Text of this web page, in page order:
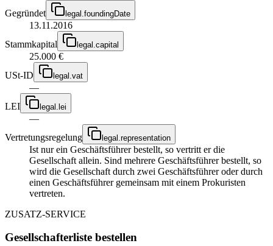
Gegründet
legal.foundingDate
13.11.2016
Stammkapital
legal.capital
25.000 €
USt-ID
legal.vat
—
LEI
legal.lei
—
Vertretungsregelung
legal.representation
Ist nur ein Geschäftsführer bestellt, so vertritt er die
Gesellschaft allein. Sind mehrere Geschäftsführer bestellt, so
wird die Gesellschaft durch zwei Geschäftsführer oder durch
einen Geschäftsführer gemeinsam mit einem Prokuristen
vertreten.
ZUSATZ-SERVICE
Gesellschafterliste bestellen